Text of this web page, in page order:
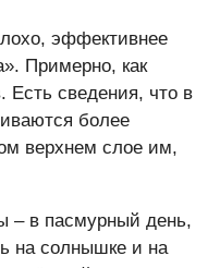
эффективнее
Примерно, как
Есть сведения, что в
более
верхнем слое им,
– в пасмурный день,
на солнышке и на